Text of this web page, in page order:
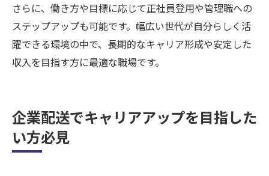
さらに、働き方や目標に応じて正社員登用や管理職への
ステップアップも可能です。幅広い世代が自分らしく活
躍できる環境の中で、長期的なキャリア形成や安定した
収入を目指す方に最適な職場です。
企業配送でキャリアアップを目指した
い方必見